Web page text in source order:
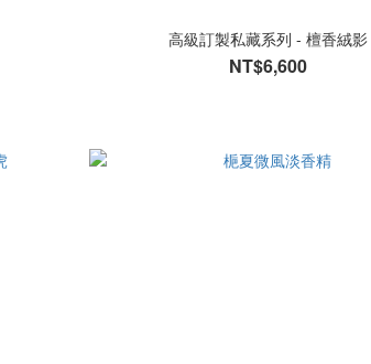
高級訂製私藏系列 - 檀香絨影
NT$6,600